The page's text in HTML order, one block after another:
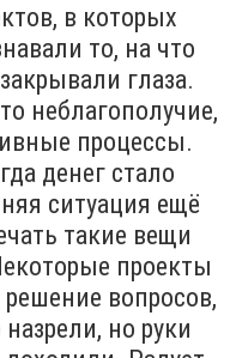
в которых
то, на что
глаза.
неблагополучие,
процессы.
денег стало
ситуация ещё
такие вещи
проекты
вопросов,
но руки